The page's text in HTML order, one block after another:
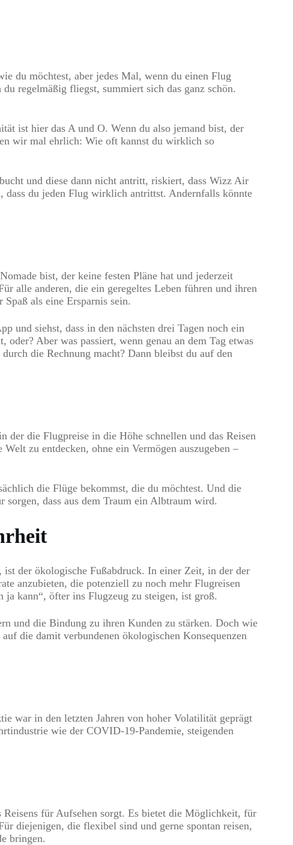
du möchtest, aber jedes Mal, wenn du einen Flug
regelmäßig fliegst, summiert sich das ganz schön.
ist hier das A und O. Wenn du also jemand bist, der
wir mal ehrlich: Wie oft kannst du wirklich so
und diese dann nicht antritt, riskiert, dass Wizz Air
dass du jeden Flug wirklich antrittst. Andernfalls könnte
bist, der keine festen Pläne hat und jederzeit
alle anderen, die ein geregeltes Leben führen und ihren
als eine Ersparnis sein.
und siehst, dass in den nächsten drei Tagen noch ein
Aber was passiert, wenn genau an dem Tag etwas
die Rechnung macht? Dann bleibst du auf den
die Flugpreise in die Höhe schnellen und das Reisen
zu entdecken, ohne ein Vermögen auszugeben –
die Flüge bekommst, die du möchtest. Und die
dass aus dem Traum ein Albtraum wird.
der ökologische Fußabdruck. In einer Zeit, in der der
anzubieten, die potenziell zu noch mehr Flugreisen
kann“, öfter ins Flugzeug zu steigen, ist groß.
und die Bindung zu ihren Kunden zu stärken. Doch wie
die damit verbundenen ökologischen Konsequenzen
war in den letzten Jahren von hoher Volatilität geprägt
wie der COVID-19-Pandemie, steigenden
für Aufsehen sorgt. Es bietet die Möglichkeit, für
diejenigen, die flexibel sind und gerne spontan reisen,
bringen.